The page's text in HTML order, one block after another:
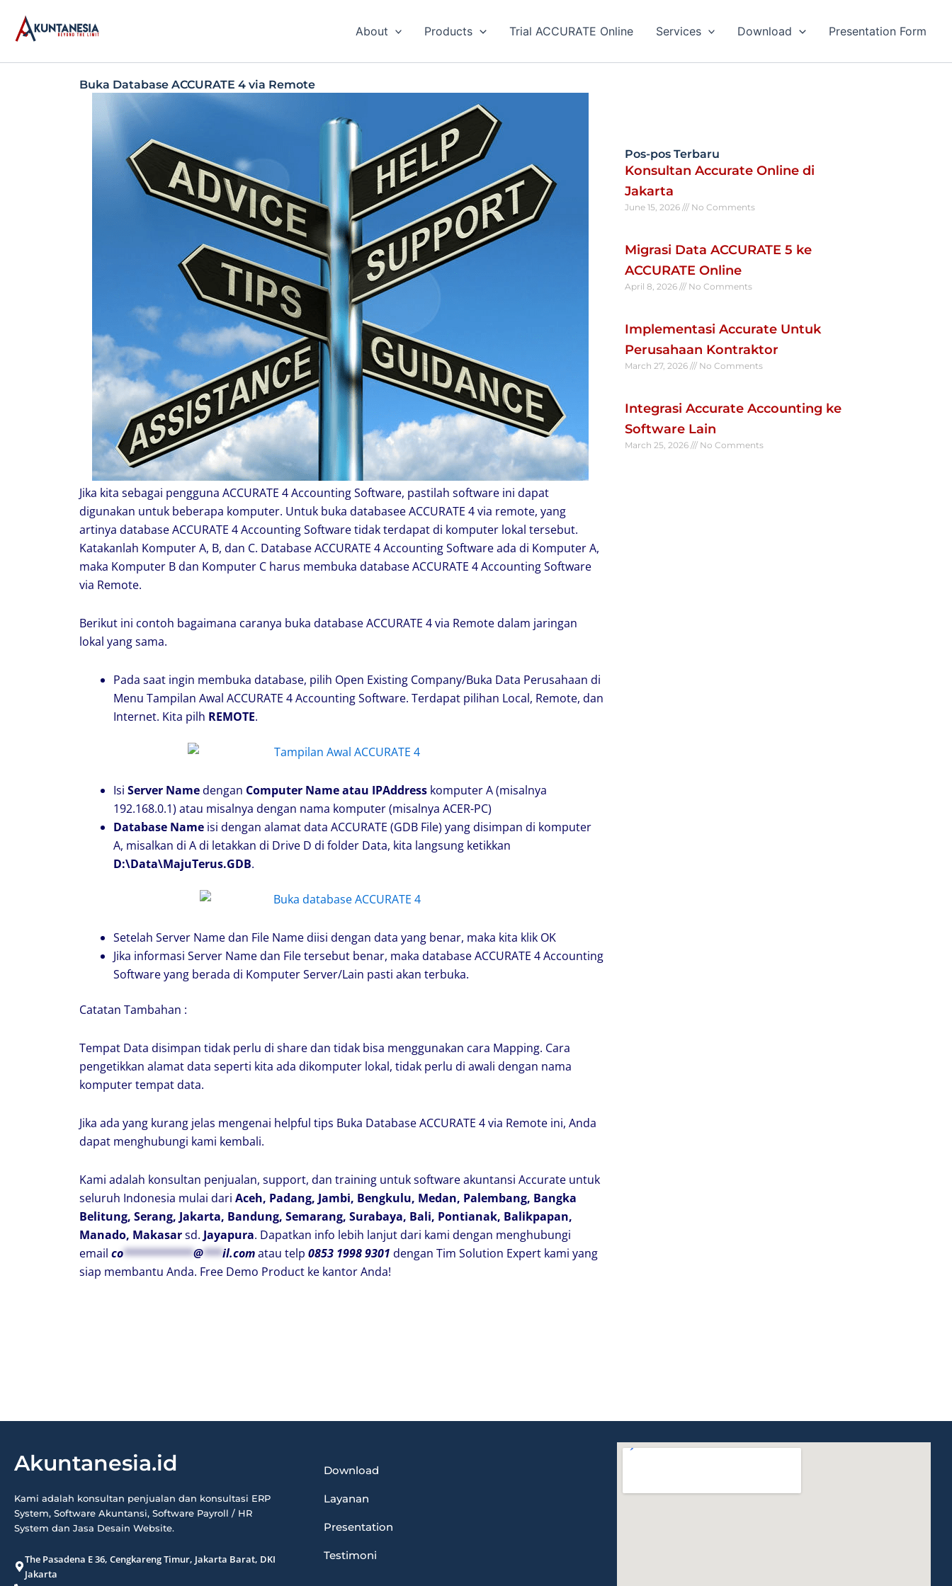
content
About Products Trial ACCURATE Online Services Download Presentation Form
Buka Database ACCURATE 4 via Remote
Jika kita sebagai pengguna ACCURATE 4 Accounting Software, pastilah software ini dapat
digunakan untuk beberapa komputer. Untuk buka databasee ACCURATE 4 via remote, yang
artinya database ACCURATE 4 Accounting Software tidak terdapat di komputer lokal tersebut.
Katakanlah Komputer A, B, dan C. Database ACCURATE 4 Accounting Software ada di Komputer A,
maka Komputer B dan Komputer C harus membuka database ACCURATE 4 Accounting Software
via Remote.
Berikut ini contoh bagaimana caranya buka database ACCURATE 4 via Remote dalam jaringan
lokal yang sama.
Pada saat ingin membuka database, pilih Open Existing Company/Buka Data Perusahaan di
Menu Tampilan Awal ACCURATE 4 Accounting Software. Terdapat pilihan Local, Remote, dan
Internet. Kita pilh REMOTE.
Isi Server Namedengan Computer Name atau IPAddress komputer A (misalnya
192.168.0.1) atau misalnya dengan nama komputer (misalnya ACER-PC)
Database Name isi dengan alamat data ACCURATE (GDB File) yang disimpan di komputer
A, misalkan di A di letakkan di Drive D di folder Data, kita langsung ketikkan
D:\Data\MajuTerus.GDB.
Setelah Server Name dan File Name diisi dengan data yang benar, maka kita klik OK
Jika informasi Server Name dan File tersebut benar, maka database ACCURATE 4 Accounting
Software yang berada di Komputer Server/Lain pasti akan terbuka.
Catatan Tambahan :
Tempat Data disimpan tidak perlu di share dan tidak bisa menggunakan cara Mapping. Cara
pengetikkan alamat data seperti kita ada dikomputer lokal, tidak perlu di awali dengan nama
komputer tempat data.
Jika ada yang kurang jelas mengenai helpful tips Buka Database ACCURATE 4 via Remote ini, Anda
dapat menghubungi kami kembali.
Kami adalah konsultan penjualan, support, dan training untuk software akuntansi Accurate untuk
seluruh Indonesia mulai dari Aceh, Padang, Jambi, Bengkulu, Medan, Palembang, Bangka
Belitung, Serang, Jakarta, Bandung, Semarang, Surabaya, Bali, Pontianak, Balikpapan,
Manado, Makasarsd. Jayapura. Dapatkan info lebih lanjut dari kami dengan menghubungi
email co***********@***il.comatau telp 0853 1998 9301 dengan Tim Solution Expert kami yang
siap membantu Anda. Free Demo Product ke kantor Anda!
Pos-pos Terbaru
Konsultan Accurate Online di
Jakarta
June 15, 2026 No Comments
Migrasi Data ACCURATE 5 ke
ACCURATE Online
April 8, 2026 No Comments
Implementasi Accurate Untuk
Perusahaan Kontraktor
March 27, 2026 No Comments
Integrasi Accurate Accounting ke
Software Lain
March 25, 2026 No Comments
Akuntanesia.id
Kami adalah konsultan penjualan dan konsultasi ERP
System, Software Akuntansi, Software Payroll / HR
System dan Jasa Desain Website.
The Pasadena E 36, Cengkareng Timur, Jakarta Barat, DKI
Jakarta
Download
Layanan
Presentation
Testimoni